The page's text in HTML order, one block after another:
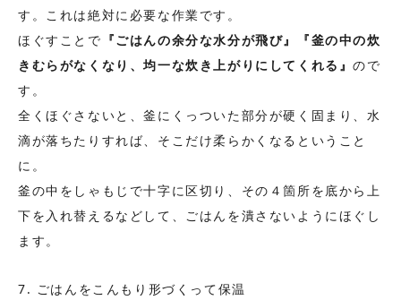
す。これは絶対に必要な作業です。
ほぐすことで 『ごはんの余分な水分が飛び』『釜の中の炊
きむらがなくなり、均一な炊き上がりにしてくれる』ので
す。
全くほぐさないと、釜にくっついた部分が硬く固まり、水
滴が落ちたりすれば、そこだけ柔らかくなるということ
に。
釜の中をしゃもじで十字に区切り、その４箇所を底から上
下を入れ替えるなどして、ごはんを潰さないようにほぐし
ます。
7. ごはんをこんもり形づくって保温